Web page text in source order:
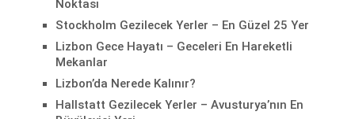
Noktası
Stockholm Gezilecek Yerler – En Güzel 25 Yer
Lizbon Gece Hayatı – Geceleri En Hareketli
Mekanlar
Lizbon’da Nerede Kalınır?
Hallstatt Gezilecek Yerler – Avusturya’nın En